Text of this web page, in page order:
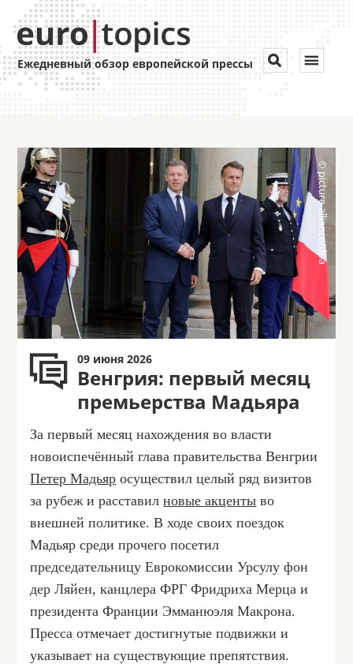
Ежедневный обзор европейской прессы Toggle


09 июня 2026
Венгрия: первый месяц
премьерства Мадьяра
За первый месяц нахождения во власти
новоиспечённый глава правительства Венгрии
Петер Мадьяр осуществил целый ряд визитов
за рубеж и расставилновые акценты во
внешней политике. В ходе своих поездок
Мадьяр среди прочего посетил
председательницу Еврокомиссии Урсулу фон
дер Ляйен, канцлера ФРГ Фридриха Мерца и
президента Франции Эмманюэля Макрона.
Пресса отмечает достигнутые подвижки и
указывает на существующие препятствия.